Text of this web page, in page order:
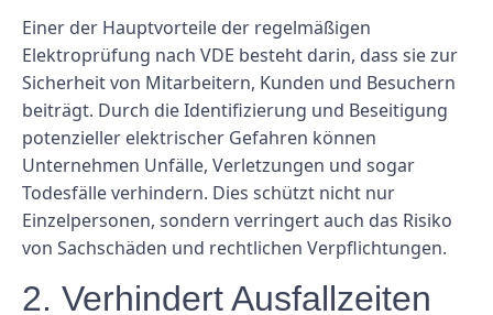
Einer der Hauptvorteile der regelmäßigen
Elektroprüfung nach VDE besteht darin, dass sie zur
Sicherheit von Mitarbeitern, Kunden und Besuchern
beiträgt. Durch die Identifizierung und Beseitigung
potenzieller elektrischer Gefahren können
Unternehmen Unfälle, Verletzungen und sogar
Todesfälle verhindern. Dies schützt nicht nur
Einzelpersonen, sondern verringert auch das Risiko
von Sachschäden und rechtlichen Verpflichtungen.
2. Verhindert Ausfallzeiten